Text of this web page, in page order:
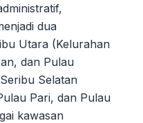
dua
Utara (Kelurahan
dan Pulau
Selatan
Pari, dan Pulau
kawasan